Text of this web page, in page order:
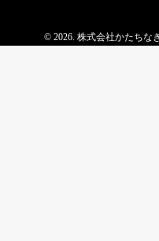
© 2026. 株式会社かたちな